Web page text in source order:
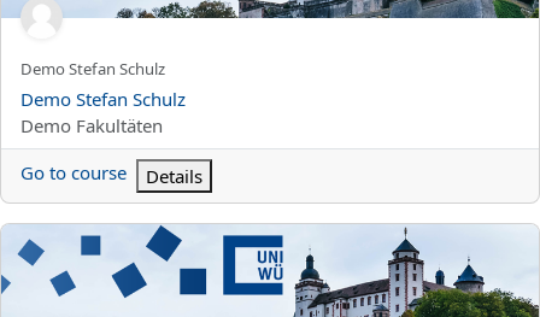
Kursun kısa adı
Demo Stefan Schulz
Kurs Adı
Demo Stefan Schulz
Kurs kategorisi
Demo Fakultäten
Go to course
Details
Demo - Maren Schüll